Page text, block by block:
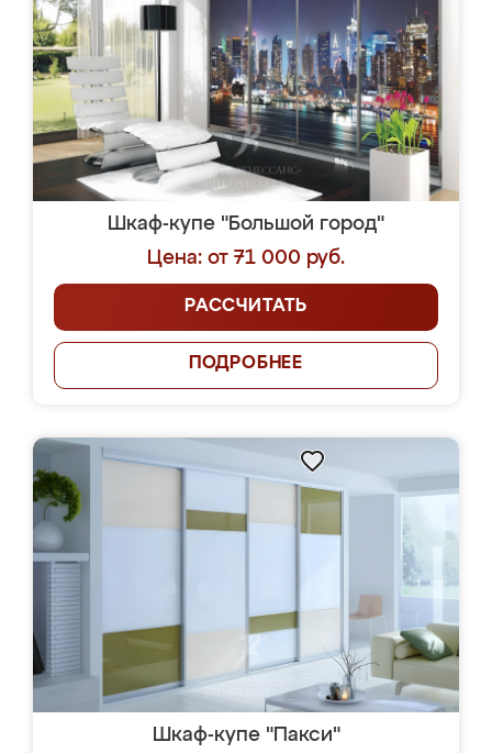
Шкаф-купе "Большой город"
Цена: от 71 000 руб.
РАССЧИТАТЬ
ПОДРОБНЕЕ
Шкаф-купе "Пакси"